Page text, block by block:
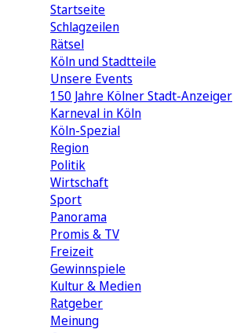
Startseite
Schlagzeilen
Rätsel
Köln und Stadtteile
Unsere Events
150 Jahre Kölner Stadt-Anzeiger
Karneval in Köln
Köln-Spezial
Region
Politik
Wirtschaft
Sport
Panorama
Promis & TV
Freizeit
Gewinnspiele
Kultur & Medien
Ratgeber
Meinung